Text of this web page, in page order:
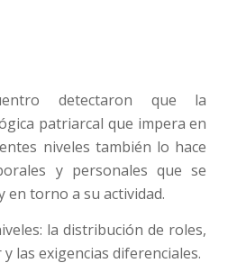
detectaron que la
patriarcal que impera en
niveles también lo hace
y personales que se
en torno a su actividad.
la distribución de roles,
las exigencias diferenciales.